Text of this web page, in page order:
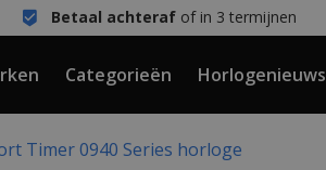
Betaal achterafof in 3 termijnen
Categorieën Horlogenieuws
Timer 0940 Series horloge